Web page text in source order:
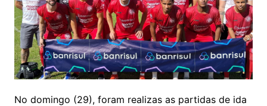
No domingo (29), foram realizas as partidas de ida